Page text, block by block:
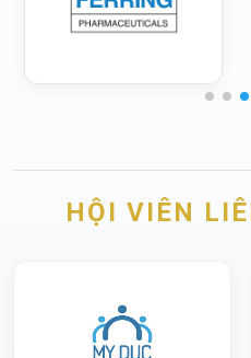
HỘI VIÊN